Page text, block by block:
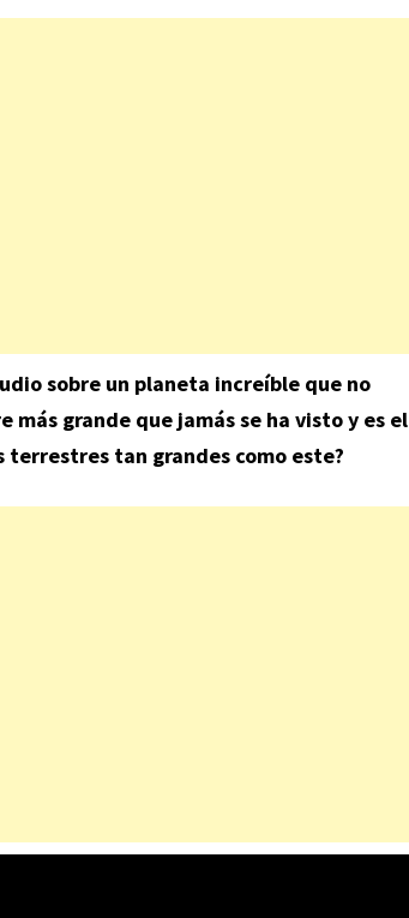
sobre un planeta increíble que no
grande que jamás se ha visto y es el
tan grandes como este?